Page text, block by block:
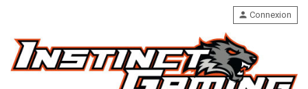
person Connexion